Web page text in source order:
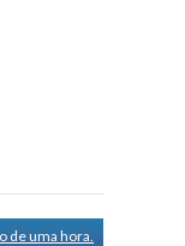
de uma hora.